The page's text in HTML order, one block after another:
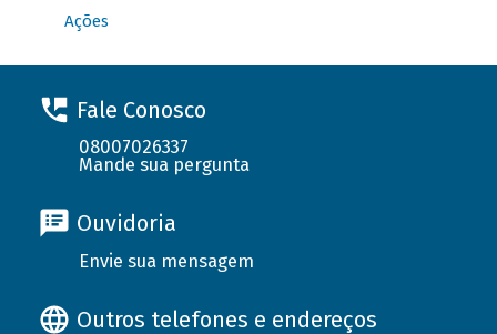
Ações
Fale Conosco
08007026337
Mande sua pergunta
Ouvidoria
Envie sua mensagem
Outros telefones e endereços